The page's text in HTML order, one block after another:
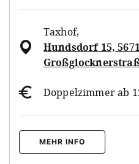
Taxhof,
Hundsdorf 15,
Doppelzimmer ab
MEHR INFO